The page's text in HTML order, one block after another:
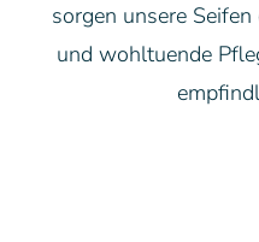
sorgen unsere
und wohltuende